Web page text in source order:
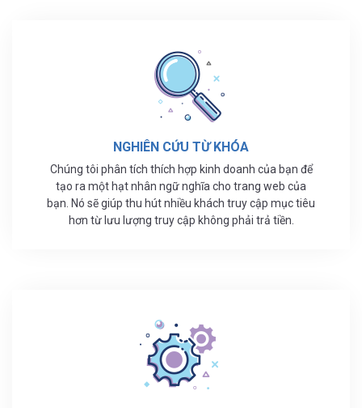
NGHIÊN CỨU TỪ KHÓA
Chúng tôi phân tích thích hợp kinh doanh của bạn để
tạo ra một hạt nhân ngữ nghĩa cho trang web của
bạn. Nó sẽ giúp thu hút nhiều khách truy cập mục tiêu
hơn từ lưu lượng truy cập không phải trả tiền.